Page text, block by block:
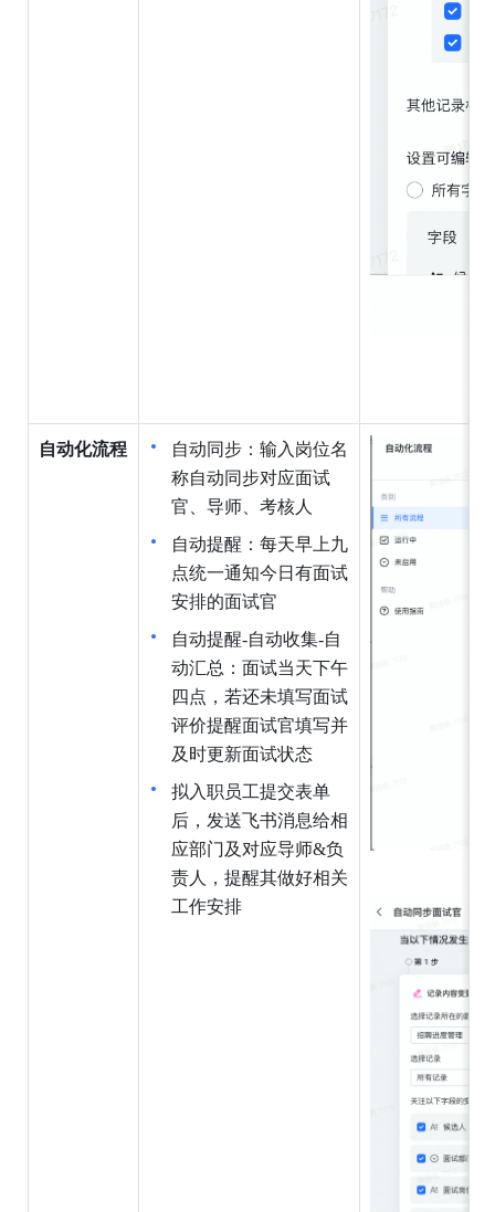
自动化流程
自动同步：输入岗位名
称自动同步对应面试
官、导师、考核人
自动提醒：每天早上九
点统一通知今日有面试
安排的面试官
自动提醒-自动收集-自
动汇总：面试当天下午
四点，若还未填写面试
评价提醒面试官填写并
及时更新面试状态
拟入职员工提交表单
后，发送飞书消息给相
应部门及对应导师&负
责人，提醒其做好相关
工作安排